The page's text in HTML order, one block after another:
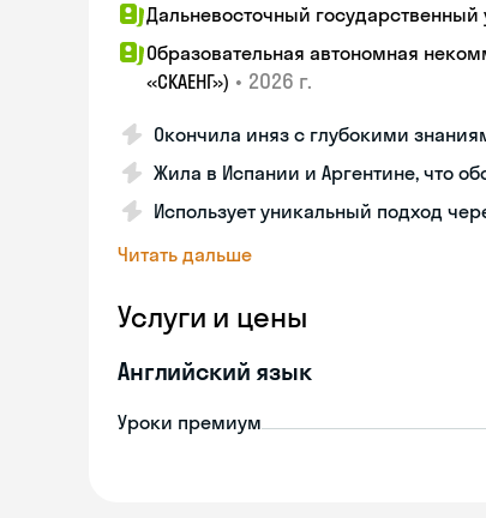
Дальневосточный государственный
Образовательная автономная
«СКАЕНГ») • 2026 г.
Окончила иняз с глубокими
Жила в Испании и Аргентине, что
Использует уникальный подход
Читать дальше
Услуги и цены
Английский язык
Уроки премиум